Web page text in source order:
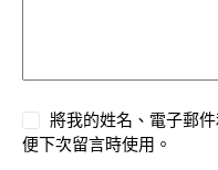
將我的姓名、電子郵
便下次留言時使用。